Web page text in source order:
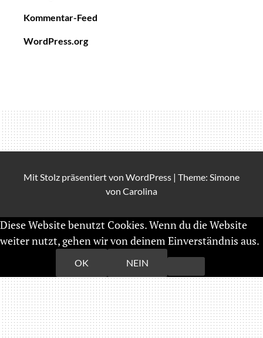
Kommentar-Feed
WordPress.org
Mit Stolz präsentiert von WordPress | Theme: Simone
von Carolina
Diese Website benutzt Cookies. Wenn du die Website
weiter nutzt, gehen wir von deinem Einverständnis aus.
OK NEIN